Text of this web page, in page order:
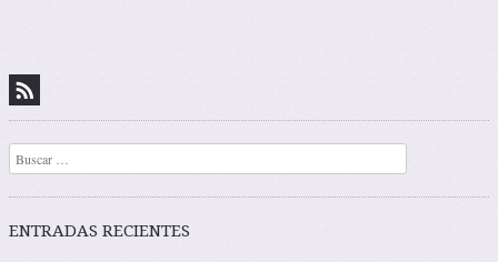
Buscar
ENTRADAS RECIENTES